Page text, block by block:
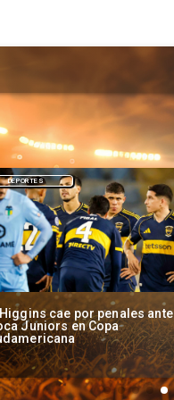
de apuestas online
acelerar regulación en
NACIONAL